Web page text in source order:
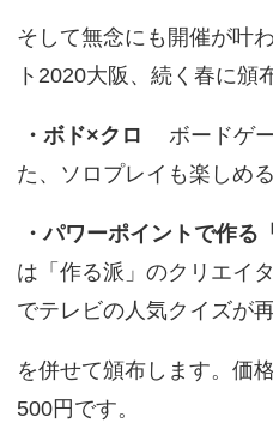
そして無念にも開催が叶
ト2020大阪、続く春に頒
・ボド×クロ
ボードゲ
た、ソロプレイも楽しめ
・パワーポイントで作
は「作る派」のクリエイ
でテレビの人気クイズが
を併せて頒布します。価
500円です。